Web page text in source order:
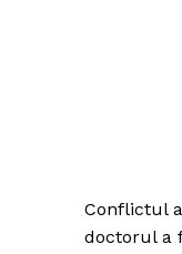
Conflictul
doctorul a